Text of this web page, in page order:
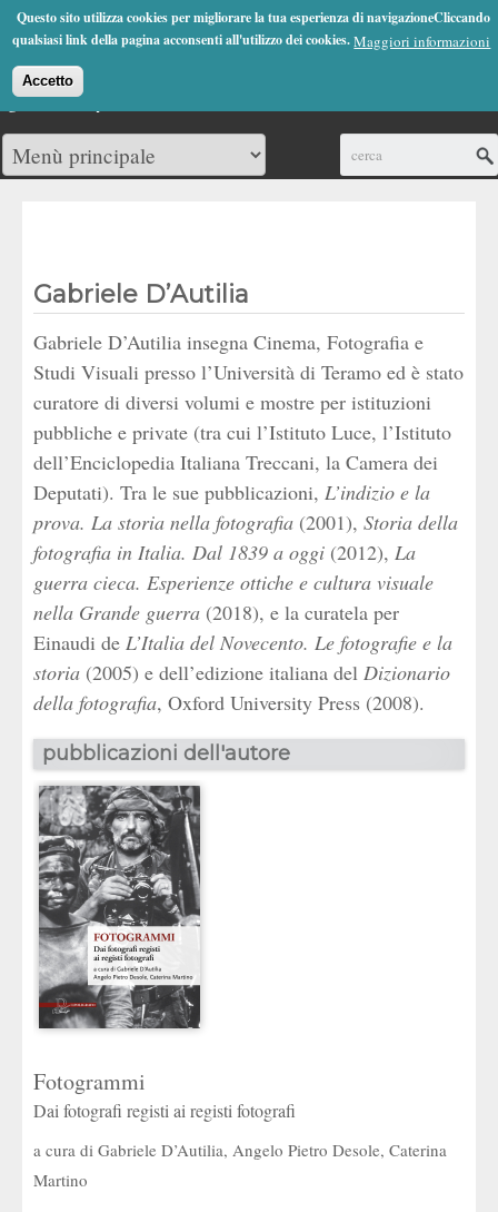
Questo sito utilizza cookies per migliorare la tua esperienza di navigazioneCliccando
qualsiasi link della pagina acconsenti all'utilizzo dei cookies.Maggiori informazioni
Accetto
Jump to Navigation
(0)
Gabriele D’Autilia
Gabriele D’Autilia insegna Cinema, Fotografia e
Studi Visuali presso l’Università di Teramo ed è stato
curatore di diversi volumi e mostre per istituzioni
pubbliche e private (tra cui l’Istituto Luce, l’Istituto
dell’Enciclopedia Italiana Treccani, la Camera dei
Deputati). Tra le sue pubblicazioni, L’indizio e la
prova. La storia nella fotografia (2001), Storia della
fotografia in Italia. Dal 1839 a oggi (2012), La
guerra cieca. Esperienze ottiche e cultura visuale
nella Grande guerra (2018), e la curatela per
Einaudi de L’Italia del Novecento. Le fotografie e la
storia (2005) e dell’edizione italiana del Dizionario
della fotografia, Oxford University Press (2008).
pubblicazioni dell'autore
Fotogrammi
Dai fotografi registi ai registi fotografi
a cura di Gabriele D’Autilia, Angelo Pietro Desole, Caterina
Martino